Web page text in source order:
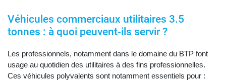
Véhicules commerciaux utilitaires 3.5
tonnes : à quoi peuvent-ils servir ?
Les professionnels, notamment dans le domaine du BTP font
usage au quotidien des utilitaires à des fins professionnelles.
Ces véhicules polyvalents sont notamment essentiels pour :